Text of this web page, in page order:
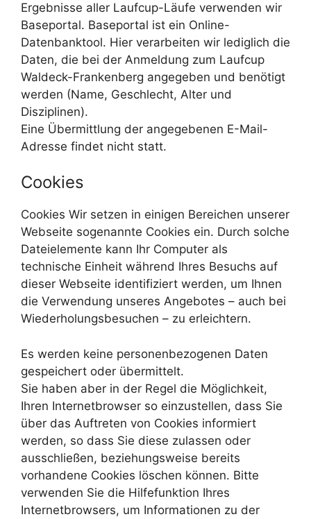
Ergebnisse aller Laufcup-Läufe verwenden wir
Baseportal. Baseportal ist ein Online-
Datenbanktool. Hier verarbeiten wir lediglich die
Daten, die bei der Anmeldung zum Laufcup
Waldeck-Frankenberg angegeben und benötigt
werden (Name, Geschlecht, Alter und
Disziplinen).
Eine Übermittlung der angegebenen E-Mail-
Adresse findet nicht statt.
Cookies
Cookies Wir setzen in einigen Bereichen unserer
Webseite sogenannte Cookies ein. Durch solche
Dateielemente kann Ihr Computer als
technische Einheit während Ihres Besuchs auf
dieser Webseite identifiziert werden, um Ihnen
die Verwendung unseres Angebotes – auch bei
Wiederholungsbesuchen – zu erleichtern.
Es werden keine personenbezogenen Daten
gespeichert oder übermittelt.
Sie haben aber in der Regel die Möglichkeit,
Ihren Internetbrowser so einzustellen, dass Sie
über das Auftreten von Cookies informiert
werden, so dass Sie diese zulassen oder
ausschließen, beziehungsweise bereits
vorhandene Cookies löschen können. Bitte
verwenden Sie die Hilfefunktion Ihres
Internetbrowsers, um Informationen zu der